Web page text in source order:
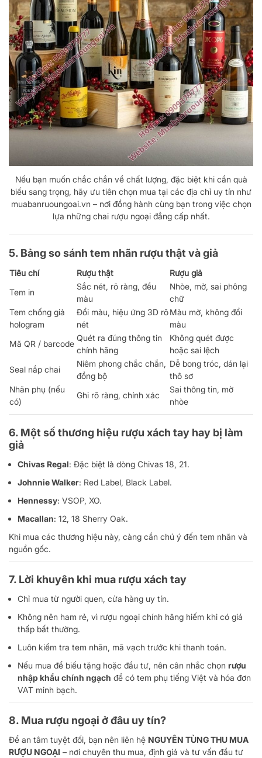
Nếu bạn muốn chắc chắn về chất lượng, đặc biệt khi cần quà
biếu sang trọng, hãy ưu tiên chọn mua tại các địa chỉ uy tín như
muabanruoungoai.vn – nơi đồng hành cùng bạn trong việc chọn
lựa những chai rượu ngoại đẳng cấp nhất.
5. Bảng so sánh tem nhãn rượu thật và giả
Tiêu chí Rượu thật
Rượu giả
Tem in
Sắc nét, rõ ràng, đều
màu
Nhòe, mờ, sai phông
chữ
Tem chống giả
hologram
Đổi màu, hiệu ứng 3D rõ
nét
Màu mờ, không đổi
màu
Mã QR / barcode
Quét ra đúng thông tin
chính hãng
Không quét được
hoặc sai lệch
Seal nắp chai
Niêm phong chắc chắn,
đồng bộ
Dễ bong tróc, dán lại
thô sơ
Nhãn phụ (nếu
có)
Ghi rõ ràng, chính xác
Sai thông tin, mờ
nhòe
6. Một số thương hiệu rượu xách tay hay bị làm
giả
Chivas Regal: Đặc biệt là dòng Chivas 18, 21.
Johnnie Walker: Red Label, Black Label.
Hennessy: VSOP, XO.
Macallan: 12, 18 Sherry Oak.
Khi mua các thương hiệu này, càng cần chú ý đến tem nhãn và
nguồn gốc.
7. Lời khuyên khi mua rượu xách tay
Chỉ mua từ người quen, cửa hàng uy tín.
Không nên ham rẻ, vì rượu ngoại chính hãng hiếm khi có giá
thấp bất thường.
Luôn kiểm tra tem nhãn, mã vạch trước khi thanh toán.
Nếu mua để biếu tặng hoặc đầu tư, nên cân nhắc chọn rượu
nhập khẩu chính ngạch để có tem phụ tiếng Việt và hóa đơn
VAT minh bạch.
8. Mua rượu ngoại ở đâu uy tín?
Để an tâm tuyệt đối, bạn nên liên hệ NGUYÊN TÙNG THU MUA
RƯỢU NGOẠI – nơi chuyên thu mua, định giá và tư vấn đầu tư